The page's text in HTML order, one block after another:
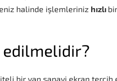
halinde işlemleriniz hızlı
edilmelidir?
bir yan sanayi ekran tercih